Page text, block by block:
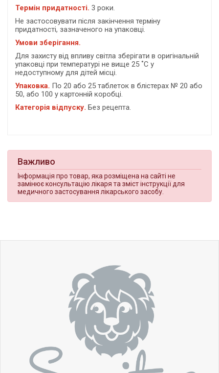
Термін придатності. 3 роки.
Не застосовувати після закінчення терміну
придатності, зазначеного на упаковці.
Умови зберігання.
Для захисту від впливу світла зберігати в оригінальній
упаковці при температурі не вище 25 ˚С у
недоступному для дітей місці.
Упаковка. По 20 або 25 таблеток в блістерах № 20 або
50, або 100 у картонній коробці.
Категорія відпуску. Без рецепта.
Важливо
Інформація про товар, яка розміщена на сайті не
замінює консультацію лікаря та зміст інструкції для
медичного застосування лікарського засобу.